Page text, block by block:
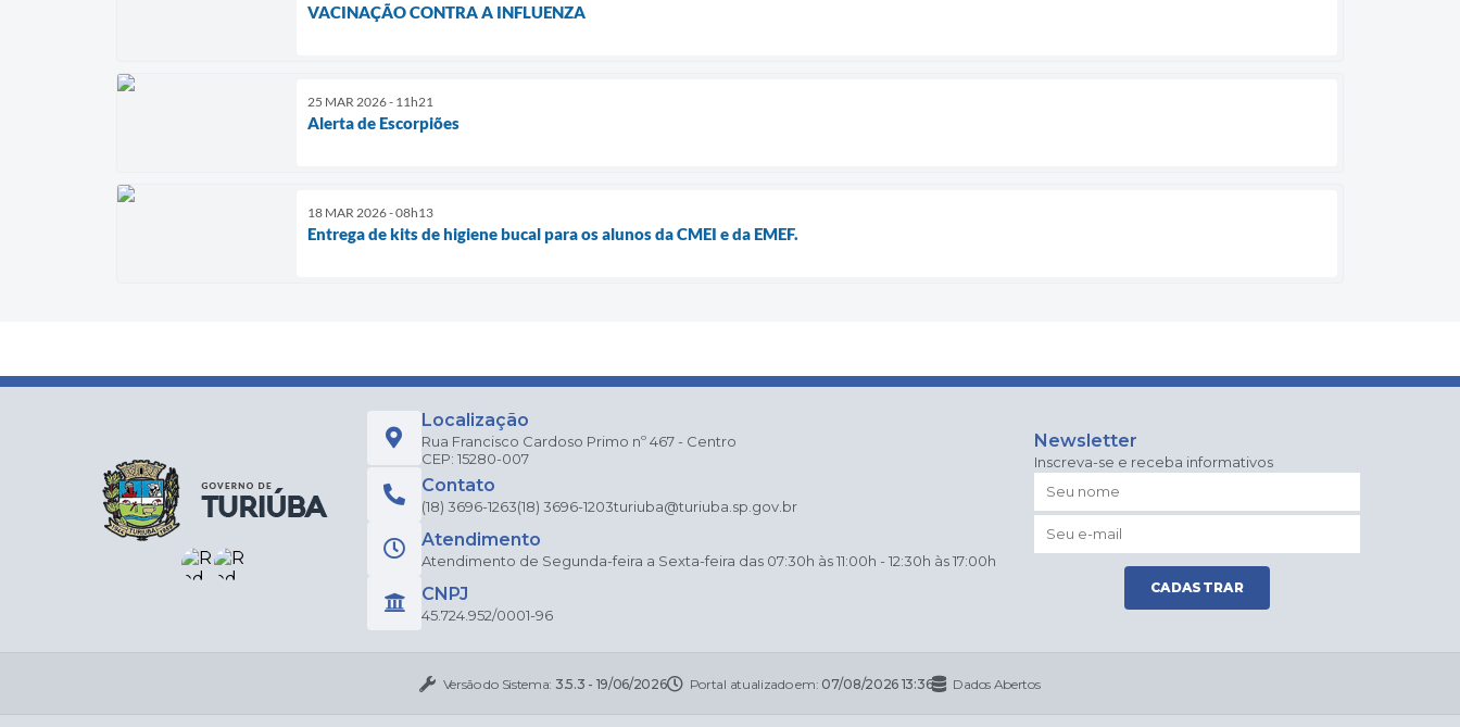
VACINAÇÃO CONTRA A INFLUENZA
25 MAR 2026 - 11h21
Alerta de Escorpiões
18 MAR 2026 - 08h13
Entrega de kits de higiene bucal para os alunos da CMEI e da EMEF.
Localização
Rua Francisco Cardoso Primo nº 467 - Centro
CEP: 15280-007
Contato
(18) 3696-1263(18) 3696-1203turiuba@turiuba.sp.gov.br
Atendimento
Atendimento de Segunda-feira a Sexta-feira das 07:30h às 11:00h - 12:30h às 17:00h
CNPJ
45.724.952/0001-96
Newsletter
Inscreva-se e receba informativos
CADASTRAR
Versão do Sistema: 3.5.3 - 19/06/2026 Portal atualizado em: 07/08/2026 13:36 Dados Abertos